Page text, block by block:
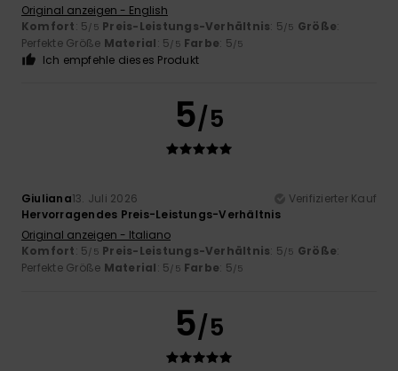
Original anzeigen - English
Komfort: 5/5 Preis-Leistungs-Verhältnis: 5/5 Größe:
Perfekte Größe Material: 5/5 Farbe: 5/5
Ich empfehle dieses Produkt
5/5
Giuliana13. Juli 2026
Verifizierter Kauf
Hervorragendes Preis-Leistungs-Verhältnis
Original anzeigen - Italiano
Komfort: 5/5 Preis-Leistungs-Verhältnis: 5/5 Größe:
Perfekte Größe Material: 5/5 Farbe: 5/5
5/5